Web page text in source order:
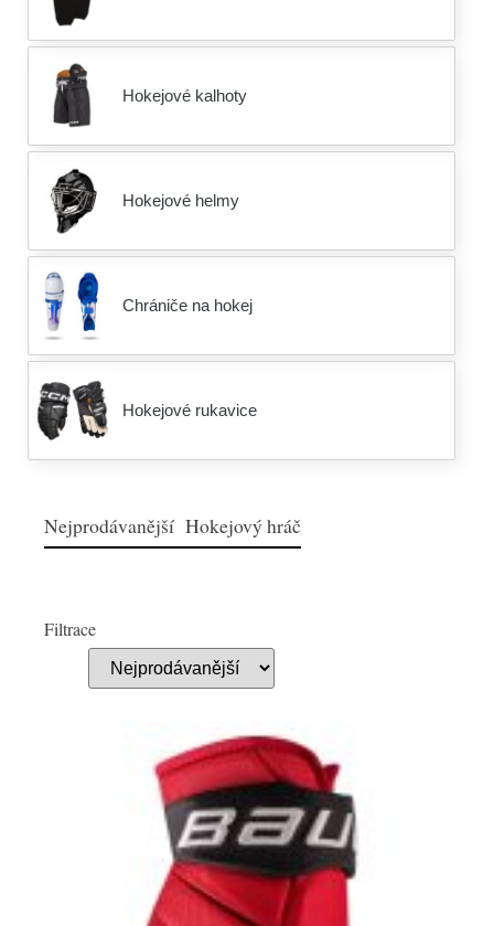
Hokejové kalhoty
Hokejové helmy
Chrániče na hokej
Hokejové rukavice
Nejprodávanější Hokejový hráč
Filtrace